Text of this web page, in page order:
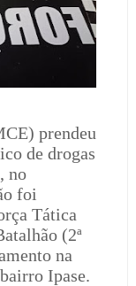
prendeu
de drogas
no
foi
Tática
(2ª
na
Ipase.